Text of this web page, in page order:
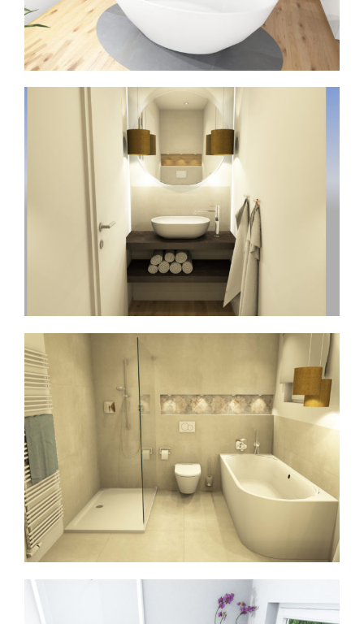
Bad in beige- und holzoptik &
Abstellnische
6 m² - 11 m² Bad-Planung Bäder
Kleines, modern gehaltenes Bad
<6 m² Bad-Planung Bäder